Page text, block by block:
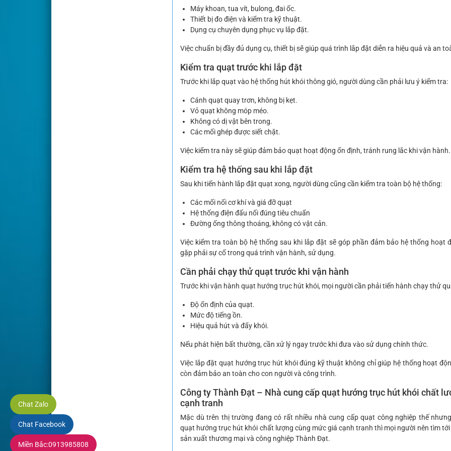
Máy khoan, tua vít, bulong, đai ốc.
Thiết bị đo điện và kiểm tra kỹ thuật.
Dụng cụ chuyên dụng phục vụ lắp đặt.
Việc chuẩn bị đầy đủ dụng cụ, thiết bị sẽ giúp quá trình lắp đặt diễn ra hiệu quả và an
Kiểm tra quạt trước khi lắp đặt
Trước khi lắp quạt vào hệ thống hút khói thông gió, người dùng cần phải lưu ý kiểm tra:
Cánh quạt quay trơn, không bị kẹt.
Vỏ quạt không móp méo.
Không có dị vật bên trong.
Các mối ghép được siết chặt.
Việc kiểm tra này sẽ giúp đảm bảo quạt hoạt động ổn định, tránh rung lắc khi vận hành.
Kiểm tra hệ thống sau khi lắp đặt
Sau khi tiến hành lắp đặt quạt xong, người dùng cũng cần kiểm tra toàn bộ hệ thống:
Các mối nối cơ khí và giá đỡ quạt
Hệ thống điện đấu nối đúng tiêu chuẩn
Đường ống thông thoáng, không có vật cản.
Việc kiểm tra toàn bộ hệ thống sau khi lắp đặt sẽ góp phần đảm bảo hệ thống hoạt
gặp phải sự cố trong quá trình vận hành, sử dụng.
Cần phải chạy thử quạt trước khi vận hành
Trước khi vận hành quạt hướng trục hút khói, mọi người cần phải tiến hành chạy thử
Độ ổn định của quạt.
Mức độ tiếng ồn.
Hiệu quả hút và đẩy khói.
Nếu phát hiện bất thường, cần xử lý ngay trước khi đưa vào sử dụng chính thức.
Việc lắp đặt quạt hướng trục hút khói đúng kỹ thuật không chỉ giúp hệ thống hoạt
còn đảm bảo an toàn cho con người và công trình.
Công ty Thành Đạt – Nhà cung cấp quạt hướng trục hút khói chất
cạnh tranh
Mặc dù trên thị trường đang có rất nhiều nhà cung cấp quạt công nghiệp thế
quạt hướng trục hút khói chất lượng cùng mức giá cạnh tranh thì mọi người nên tìm tới
sản xuất thương mại và công nghiệp Thành Đạt.
Chat Zalo
Chat Facebook
Miền Bắc:0913985808